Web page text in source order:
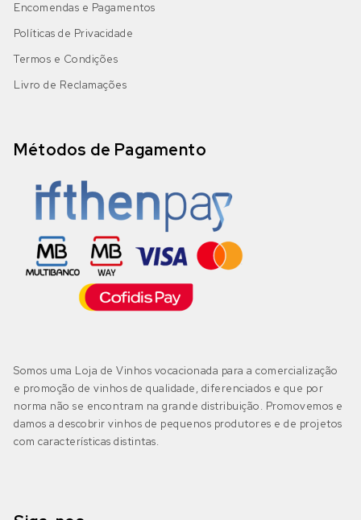
Encomendas e Pagamentos
Políticas de Privacidade
Termos e Condições
Livro de Reclamações
Métodos de Pagamento
Somos uma Loja de Vinhos vocacionada para a comercialização
e promoção de vinhos de qualidade, diferenciados e que por
norma não se encontram na grande distribuição. Promovemos e
damos a descobrir vinhos de pequenos produtores e de projetos
com características distintas.